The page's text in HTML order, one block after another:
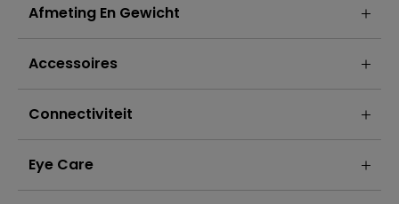
Afmeting En Gewicht
Accessoires
Connectiviteit
Eye Care